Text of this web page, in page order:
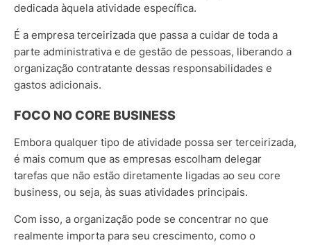
dedicada àquela atividade específica.
É a empresa terceirizada que passa a cuidar de toda a
parte administrativa e de gestão de pessoas, liberando a
organização contratante dessas responsabilidades e
gastos adicionais.
FOCO NO CORE BUSINESS
Embora qualquer tipo de atividade possa ser terceirizada,
é mais comum que as empresas escolham delegar
tarefas que não estão diretamente ligadas ao seu core
business, ou seja, às suas atividades principais.
Com isso, a organização pode se concentrar no que
realmente importa para seu crescimento, como o